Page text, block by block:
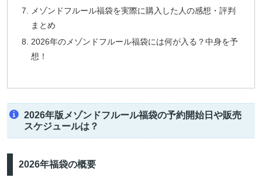
メゾンドフルール福袋を実際に購入した人の感想・評判
まとめ
2026年のメゾンドフルール福袋には何が入る？中身を予
想！
2026年版メゾンドフルール福袋の予約開始日や販売
スケジュールは？
2026年福袋の概要